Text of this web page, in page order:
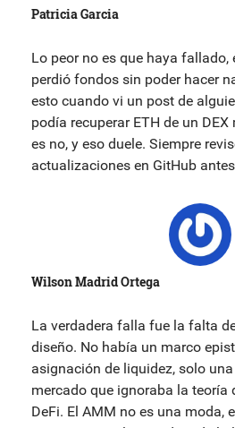
Patricia Garcia
Lo peor no es que haya fallado,
perdió fondos sin poder hacer
esto cuando vi un post de
podía recuperar ETH de un
es no, y eso duele. Siempre
actualizaciones en GitHub
Wilson Madrid Ortega
La verdadera falla fue la falta
diseño. No había un marco
asignación de liquidez, solo
mercado que ignoraba la teoría
DeFi. El AMM no es una moda,